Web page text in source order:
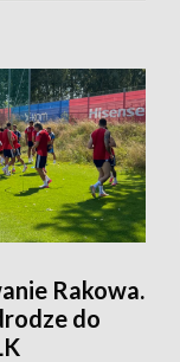
Rakowa.
do